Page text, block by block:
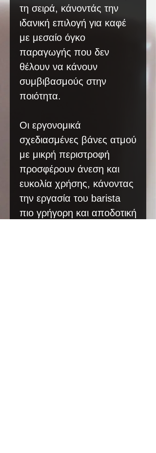
τη σειρά, κάνοντάς την
ιδανική επιλογή για καφέ
με μεσαίο όγκο
παραγωγής που δεν
θέλουν να κάνουν
συμβιβασμούς στην
ποιότητα.
Οι εργονομικά
σχεδιασμένες βάνες ατμού
με μικρή περιστροφή
προσφέρουν άνεση και
ευκολία χρήσης, κάνοντας
την εργασία του barista
πιο γρήγορη και αποδοτική